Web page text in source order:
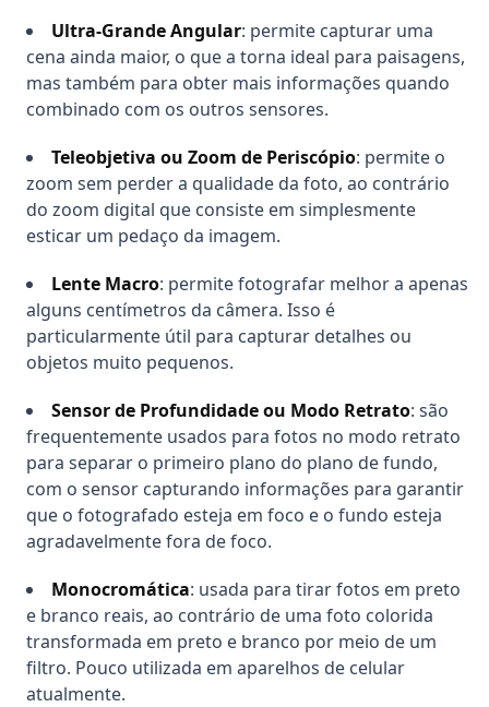
Ultra-Grande Angular: permite capturar uma
cena ainda maior, o que a torna ideal para paisagens,
mas também para obter mais informações quando
combinado com os outros sensores.
Teleobjetiva ou Zoom de Periscópio: permite o
zoom sem perder a qualidade da foto, ao contrário
do zoom digital que consiste em simplesmente
esticar um pedaço da imagem.
Lente Macro: permite fotografar melhor a apenas
alguns centímetros da câmera. Isso é
particularmente útil para capturar detalhes ou
objetos muito pequenos.
Sensor de Profundidade ou Modo Retrato: são
frequentemente usados para fotos no modo retrato
para separar o primeiro plano do plano de fundo,
com o sensor capturando informações para garantir
que o fotografado esteja em foco e o fundo esteja
agradavelmente fora de foco.
Monocromática: usada para tirar fotos em preto
e branco reais, ao contrário de uma foto colorida
transformada em preto e branco por meio de um
filtro. Pouco utilizada em aparelhos de celular
atualmente.